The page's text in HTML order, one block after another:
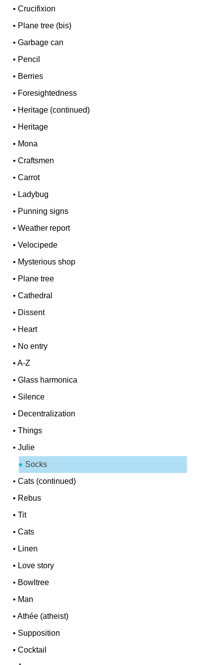
•Crucifixion
• Plane tree (bis)
•Garbage can
• Pencil
• Berries
• Foresightedness
• Heritage (continued)
• Heritage
• Mona
•Craftsmen
•Carrot
• Ladybug
• Punning signs
•Weather report
•Velocipede
• Mysterious shop
• Plane tree
•Cathedral
• Dissent
• Heart
• No entry
•A-Z
•Glass harmonica
• Silence
• Decentralization
•Things
•Julie
Socks
•Cats (continued)
• Rebus
•Tit
•Cats
• Linen
• Love story
• Bowltree
• Man
•Athée (atheist)
• Supposition
•Cocktail